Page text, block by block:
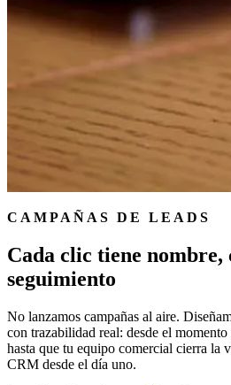
CAMPAÑAS DE LEADS
Cada clic tiene nombre,
seguimiento
No lanzamos campañas al aire.
con trazabilidad real: desde el
hasta que tu equipo comercial cierra la
CRM desde el día uno.